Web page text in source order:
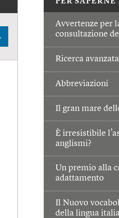
Avvertenze per
consultazione
Ricerca avanzata
Abbreviazioni
Il gran mare
È irresistibile
anglismi?
Un premio alla
adattamento
Il Nuovo
della lingua